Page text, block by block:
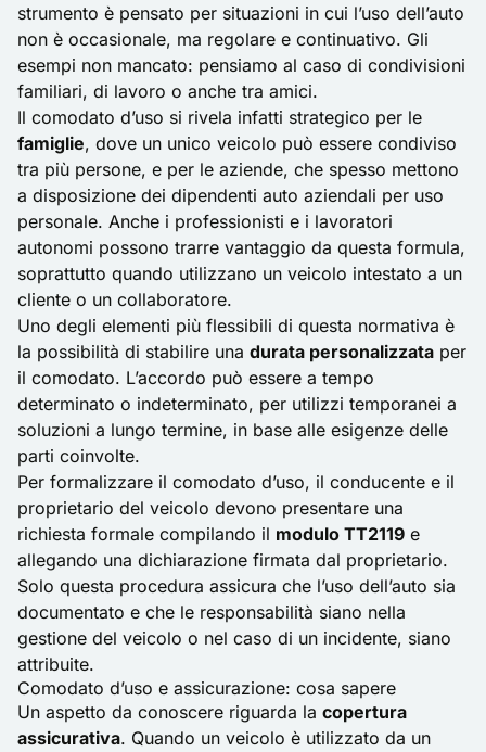
strumento è pensato per situazioni in cui l’uso dell’auto
non è occasionale, ma regolare e continuativo. Gli
esempi non mancato: pensiamo al caso di condivisioni
familiari, di lavoro o anche tra amici.
Il comodato d’uso si rivela infatti strategico per le
famiglie, dove un unico veicolo può essere condiviso
tra più persone, e per le aziende, che spesso mettono
a disposizione dei dipendenti auto aziendali per uso
personale. Anche i professionisti e i lavoratori
autonomi possono trarre vantaggio da questa formula,
soprattutto quando utilizzano un veicolo intestato a un
cliente o un collaboratore.
Uno degli elementi più flessibili di questa normativa è
la possibilità di stabilire una durata personalizzata per
il comodato. L’accordo può essere a tempo
determinato o indeterminato, per utilizzi temporanei a
soluzioni a lungo termine, in base alle esigenze delle
parti coinvolte.
Per formalizzare il comodato d’uso, il conducente e il
proprietario del veicolo devono presentare una
richiesta formale compilando il modulo TT2119 e
allegando una dichiarazione firmata dal proprietario.
Solo questa procedura assicura che l’uso dell’auto sia
documentato e che le responsabilità siano nella
gestione del veicolo o nel caso di un incidente, siano
attribuite.
Comodato d’uso e assicurazione: cosa sapere
Un aspetto da conoscere riguarda la copertura
assicurativa. Quando un veicolo è utilizzato da un